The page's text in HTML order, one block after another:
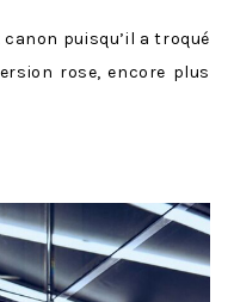
puisqu’il a troqué
rose, encore plus